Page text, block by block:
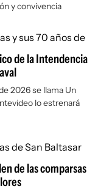
y convivencia
de la Intendencia
2026 se llama Un
lo estrenará
de las comparsas